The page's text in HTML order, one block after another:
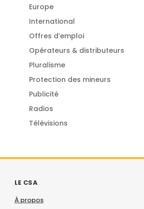
Europe
International
Offres d’emploi
Opérateurs & distributeurs
Pluralisme
Protection des mineurs
Publicité
Radios
Télévisions
LE CSA
À propos